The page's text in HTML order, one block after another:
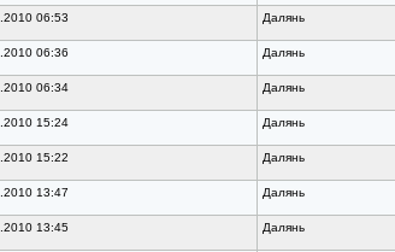
06:53 Далянь
06:36 Далянь
06:34 Далянь
15:24 Далянь
15:22 Далянь
13:47 Далянь
13:45 Далянь